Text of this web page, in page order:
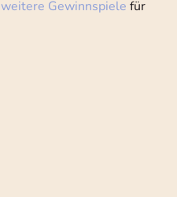
weitere Gewinnspiele für